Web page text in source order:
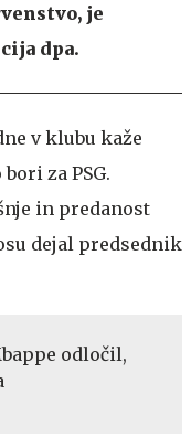
je
dpa.
v klubu kaže
za PSG.
in predanost
dejal predsednik
odločil,